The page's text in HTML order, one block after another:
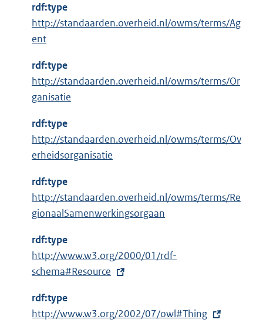
t
e
r
e
n
k
:
rdf:type
http://standaarden.overheid.nl/owms/terms/Ag
ent
rdf:type
http://standaarden.overheid.nl/owms/terms/Or
ganisatie
rdf:type
http://standaarden.overheid.nl/owms/terms/Ov
erheidsorganisatie
rdf:type
http://standaarden.overheid.nl/owms/terms/Re
gionaalSamenwerkingsorgaan
rdf:type
E
x
e
r
http://www.w3.org/2000/01/rdf-
schema#Resource
rdf:type
E
http://www.w3.org/2002/07/owl#Thing